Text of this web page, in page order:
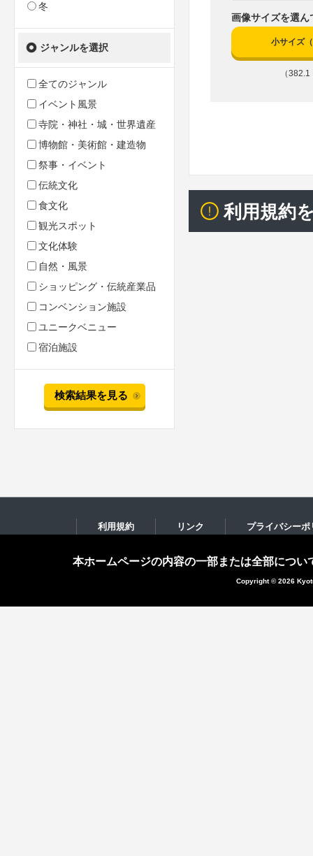
冬
ジャンルを選択
全てのジャンル
イベント風景
寺院・神社・城・世界遺産
博物館・美術館・建造物
祭事・イベント
伝統文化
食文化
観光スポット
文化体験
自然・風景
ショッピング・伝統産業品
コンベンション施設
ユニークベニュー
宿泊施設
検索結果を見る
画像サイズを選ん
小サイズ
（
利用規約
利用規約 リンク プライバシーポ
本ホームページの内容の一部または全部につ
Copyright © 2026